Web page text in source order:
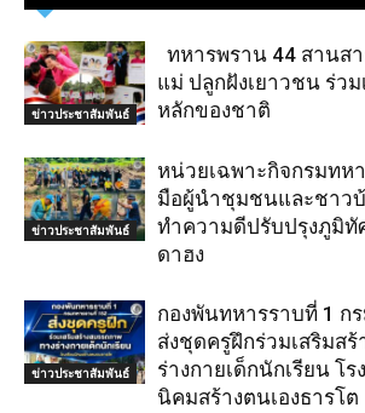
ข่าวประชาสัมพันธ์
ทหารพราน 44 สานส
แม่ ปลูกฝังเยาวชน ร่ว
หลักของชาติ
ข่าวประชาสัมพันธ์
หน่วยเฉพาะกิจกรมทห
มือผู้นำชุมชนและชาว
ทำความดีปรับปรุงภูมิ
ดาฮง
ข่าวประชาสัมพันธ์
กองพันทหารราบที่ 1 ก
ส่งชุดครูฝึกร่วมเสริมส
ร่างกายเด็กนักเรียน โร
นิคมสร้างตนเองธารโต